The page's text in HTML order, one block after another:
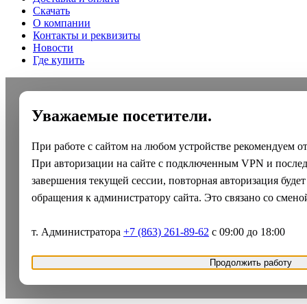
Скачать
О компании
Контакты и реквизиты
Новости
Где купить
Уважаемые посетители.
При работе с сайтом на любом устройстве рекомендуем
При авторизации на сайте с подключенным VPN и
завершения текущей сессии, повторная авторизация
обращения к администратору сайта. Это связано со
т. Администратора +7 (863) 261-89-62 с 09:00 до 18:00
Продолжить работу